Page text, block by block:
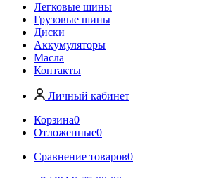
Легковые шины
Грузовые шины
Диски
Аккумуляторы
Масла
Контакты
Личный кабинет
Корзина0
Отложенные0
Сравнение товаров0